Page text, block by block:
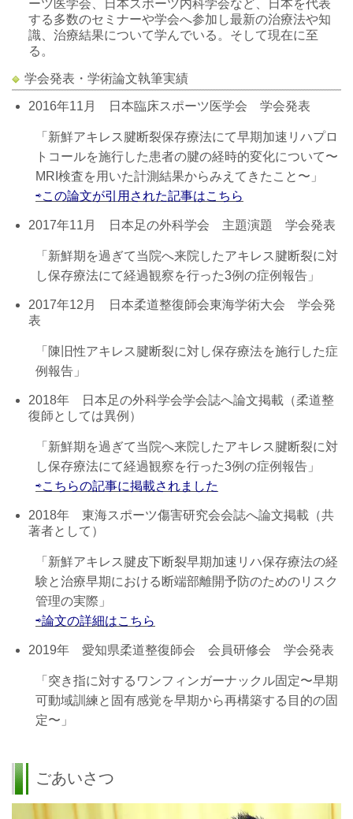
ーツ医学会、日本スポーツ内科学会など、日本を代表
する多数のセミナーや学会へ参加し最新の治療法や知
識、治療結果について学んでいる。そして現在に至
る。
学会発表・学術論文執筆実績
2016年11月 日本臨床スポーツ医学会 学会発表
「新鮮アキレス腱断裂保存療法にて早期加速リハプロ
トコールを施行した患者の腱の経時的変化について〜
MRI検査を用いた計測結果からみえてきたこと〜」
⇨この論文が引用された記事はこちら
2017年11月 日本足の外科学会 主題演題 学会発表
「新鮮期を過ぎて当院へ来院したアキレス腱断裂に対
し保存療法にて経過観察を行った3例の症例報告」
2017年12月 日本柔道整復師会東海学術大会 学会発
表
「陳旧性アキレス腱断裂に対し保存療法を施行した症
例報告」
2018年 日本足の外科学会学会誌へ論文掲載（柔道整
復師としては異例）
「新鮮期を過ぎて当院へ来院したアキレス腱断裂に対
し保存療法にて経過観察を行った3例の症例報告」
⇨こちらの記事に掲載されました
2018年 東海スポーツ傷害研究会会誌へ論文掲載（共
著者として）
「新鮮アキレス腱皮下断裂早期加速リハ保存療法の経
験と治療早期における断端部離開予防のためのリスク
管理の実際」
⇨論文の詳細はこちら
2019年 愛知県柔道整復師会 会員研修会 学会発表
「突き指に対するワンフィンガーナックル固定〜早期
可動域訓練と固有感覚を早期から再構築する目的の固
定〜」
ごあいさつ